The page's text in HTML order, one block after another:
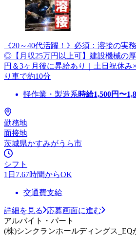
《20～40代活躍！》必須：溶接の実
◎【月収25万円以上可】建設機械の
円＆3ヶ月後に昇給あり｜土日祝休み
り車で約10分
軽作業・製造系時給1,500円〜
勤務地
面接地
茨城県かすみがうら市
シフト
1日7.67時間からOK
交通費支給
詳細を見る
応募画面に進む
アルバイト・パート
(株)シンクランホールディングス_EQ